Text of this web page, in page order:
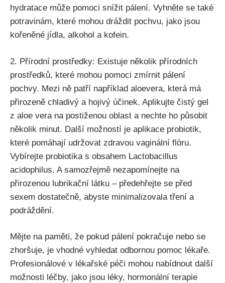
hydratace může⁣ pomoci ⁢snížit pálení.‌ Vyhněte se ⁤také
potravinám, které mohou ⁤dráždit⁤ pochvu, jako ⁤jsou
‍kořeněné jídla, alkohol⁢ a kofein.
2. Přírodní prostředky: ⁣Existuje‍ několik přírodních
prostředků, které mohou pomoci zmírnit pálení
pochvy. ​Mezi ‌ně patří například aloevera, ‌která má
přirozeně chladivý a hojivý účinek. Aplikujte čistý ⁤gel
z aloe vera na postiženou ⁣oblast ​a nechte‍ ho působit
‌několik⁤ minut. Další možností je aplikace probiotik,
které pomáhají udržovat⁣ zdravou​ vaginální flóru.
‌Vybírejte probiotika s obsahem Lactobacillus
acidophilus. A⁤ samozřejmě nezapomínejte na
přirozenou lubrikační ⁤látku – předehřejte se‌ před‌
sexem dostatečně,⁣ abyste minimalizovala tření ‌a
podráždění.
Mějte na⁣ paměti, že pokud pálení pokračuje nebo ​se
zhoršuje, ‌je ‌vhodné vyhledat​ odbornou ⁣pomoc lékaře.
Profesionálové v lékařské péči ​mohou ⁤nabídnout další
možnosti léčby,‍ jako jsou léky, hormonální ‍terapie